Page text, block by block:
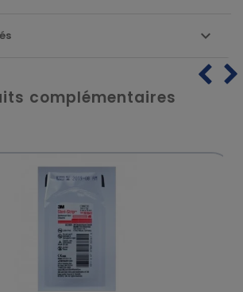
complémentaires